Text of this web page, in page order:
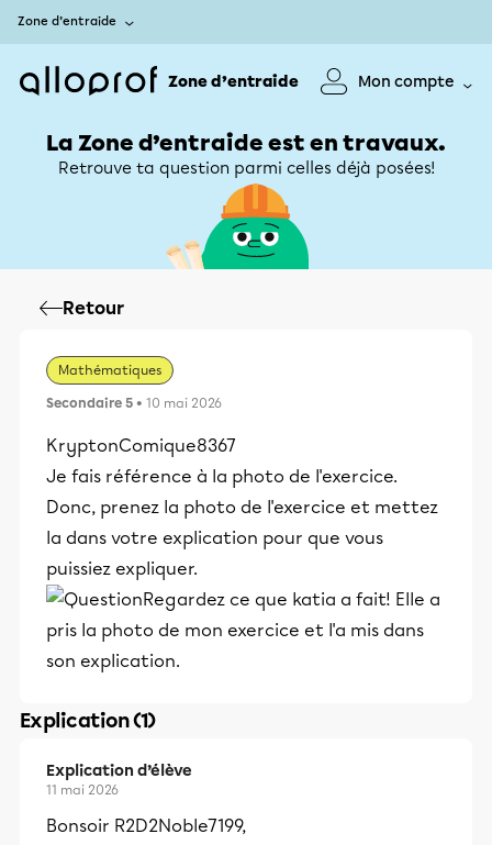
Zone d’entraide
Zone d’entraide Mon compte
La Zone d’entraide est en travaux.
Retrouve ta question parmi celles déjà posées!
Retour
Mathématiques
Secondaire 5 • 10 mai 2026
KryptonComique8367
Je fais référence à la photo de l'exercice.
Donc, prenez la photo de l'exercice et mettez
la dans votre explication pour que vous
puissiez expliquer.
Regardez ce que katia a fait! Elle a
pris la photo de mon exercice et l'a mis dans
son explication.
Explication (1)
Explication d’élève
11 mai 2026
Bonsoir R2D2Noble7199,